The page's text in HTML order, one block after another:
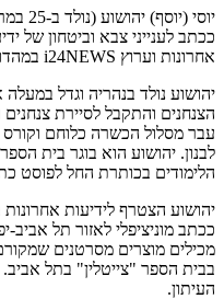
ככתב לענייני צבא וביטחון של
אחרונות וערוץ i24NEWS במהדורה בעברית
יהושוע נולד בנהריה וגדל
הצנחנים והתקבל לסיירת
עבר מסלול הכשרה כלוחם
לבנון. יהושוע הוא בוגר בית
הלימודים בכותרת החל לפוסט
ככתב מוניציפלי לאזור תל
מכילים מוצרים מסרטנים
העיתון.